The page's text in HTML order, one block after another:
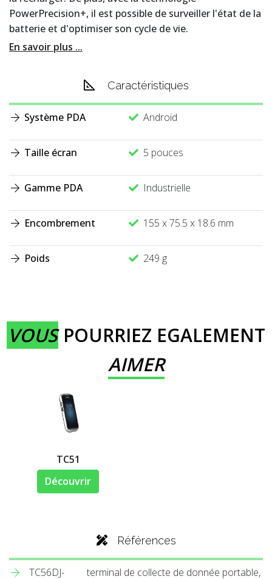
PowerPrecision+, il est possible de surveiller l'état de la
batterie et d'optimiser son cycle de vie.
En savoir plus ...
Caractéristiques
Système PDA Android
Taille écran 5 pouces
Gamme PDA Industrielle
Encombrement 155 x 75.5 x 18.6 mm
Poids 249 g
VOUSPOURRIEZ EGALEMENT
AIMER
TC51
Découvrir
Références
TC56DJ-
terminal de collecte de donnée portable,